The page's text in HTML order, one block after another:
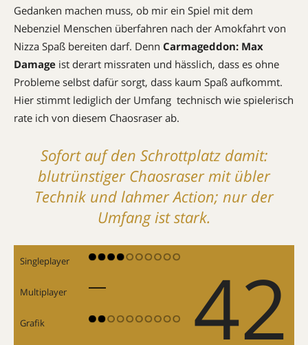
Gedanken machen muss, ob mir ein Spiel mit dem
Nebenziel Menschen überfahren nach der Amokfahrt von
Nizza Spaß bereiten darf. Denn Carmageddon: Max
Damage ist derart missraten und hässlich, dass es ohne
Probleme selbst dafür sorgt, dass kaum Spaß aufkommt.
Hier stimmt lediglich der Umfang  technisch wie spielerisch
rate ich von diesem Chaosraser ab.
Sofort auf den Schrottplatz damit:
blutrünstiger Chaosraser mit übler
Technik und lahmer Action; nur der
Umfang ist stark.
Singleplayer 42
Multiplayer
Grafik